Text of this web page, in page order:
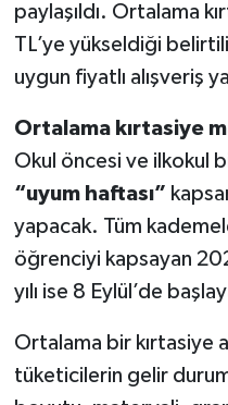
paylaşıldı. Ortalama
TL’ye yükseldiği
uygun fiyatlı alışveriş
Ortalama kırtasiye
Okul öncesi ve ilkokul
“uyum haftası”
yapacak. Tüm
öğrenciyi kapsayan
yılı ise 8 Eylül’de
Ortalama bir kırtasiye
tüketicilerin gelir